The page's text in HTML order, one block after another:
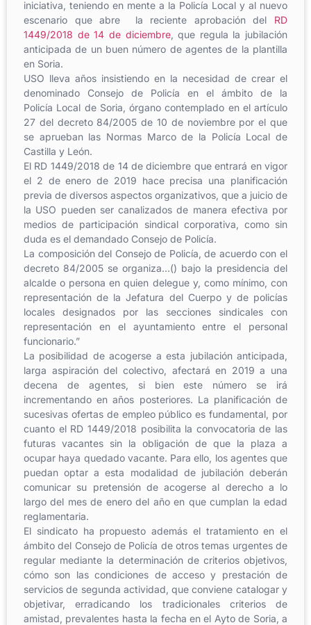
iniciativa, teniendo en mente a la Policía Local y al nuevo
escenario que abre la reciente aprobación del RD
1449/2018 de 14 de diciembre, que regula la jubilación
anticipada de un buen número de agentes de la plantilla
en Soria.
USO lleva años insistiendo en la necesidad de crear el
denominado Consejo de Policía en el ámbito de la
Policía Local de Soria, órgano contemplado en el artículo
27 del decreto 84/2005 de 10 de noviembre por el que
se aprueban las Normas Marco de la Policía Local de
Castilla y León.
El RD 1449/2018 de 14 de diciembre que entrará en vigor
el 2 de enero de 2019 hace precisa una planificación
previa de diversos aspectos organizativos, que a juicio de
la USO pueden ser canalizados de manera efectiva por
medios de participación sindical corporativa, como sin
duda es el demandado Consejo de Policía.
La composición del Consejo de Policía, de acuerdo con el
decreto 84/2005 se organiza…() bajo la presidencia del
alcalde o persona en quien delegue y, como mínimo, con
representación de la Jefatura del Cuerpo y de policías
locales designados por las secciones sindicales con
representación en el ayuntamiento entre el personal
funcionario.”
La posibilidad de acogerse a esta jubilación anticipada,
larga aspiración del colectivo, afectará en 2019 a una
decena de agentes, si bien este número se irá
incrementando en años posteriores. La planificación de
sucesivas ofertas de empleo público es fundamental, por
cuanto el RD 1449/2018 posibilita la convocatoria de las
futuras vacantes sin la obligación de que la plaza a
ocupar haya quedado vacante. Para ello, los agentes que
puedan optar a esta modalidad de jubilación deberán
comunicar su pretensión de acogerse al derecho a lo
largo del mes de enero del año en que cumplan la edad
reglamentaria.
El sindicato ha propuesto además el tratamiento en el
ámbito del Consejo de Policía de otros temas urgentes de
regular mediante la determinación de criterios objetivos,
cómo son las condiciones de acceso y prestación de
servicios de segunda actividad, que conviene catalogar y
objetivar, erradicando los tradicionales criterios de
amistad, prevalentes hasta la fecha en el Ayto de Soria, a